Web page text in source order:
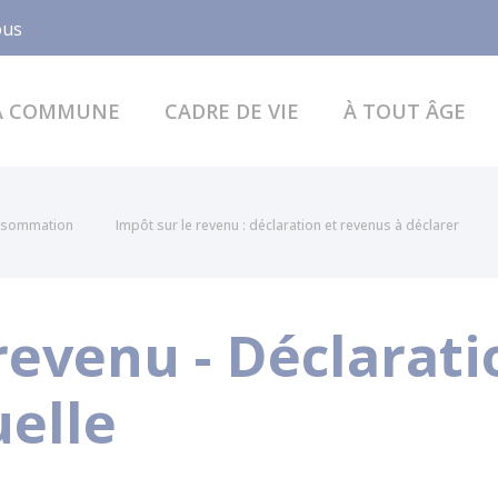
COMMUNE CADRE DE VIE À TOUT ÂGE
Impôt sur le revenu : déclaration et revenus à déclarer
-